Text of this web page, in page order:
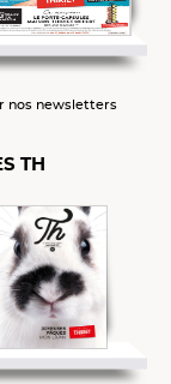
nos newsletters
TH